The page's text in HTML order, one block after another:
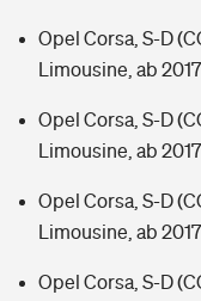
Opel Corsa, S-D
Limousine, ab 2017
Opel Corsa, S-D
Limousine, ab 2017
Opel Corsa, S-D
Limousine, ab 2017
Opel Corsa, S-D